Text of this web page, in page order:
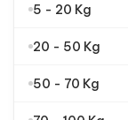
5 - 20 Kg
20 - 50 Kg
50 - 70 Kg